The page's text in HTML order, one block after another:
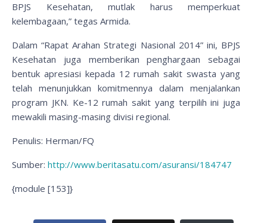
BPJS Kesehatan, mutlak harus memperkuat
kelembagaan,” tegas Armida.
Dalam “Rapat Arahan Strategi Nasional 2014” ini, BPJS
Kesehatan juga memberikan penghargaan sebagai
bentuk apresiasi kepada 12 rumah sakit swasta yang
telah menunjukkan komitmennya dalam menjalankan
program JKN. Ke-12 rumah sakit yang terpilih ini juga
mewakili masing-masing divisi regional.
Penulis: Herman/FQ
Sumber: http://www.beritasatu.com/asuransi/184747
{module [153]}